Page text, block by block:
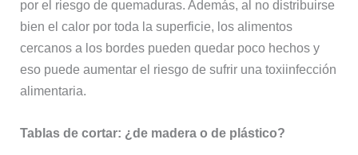
por el riesgo de quemaduras. Además, al no distribuirse
bien el calor por toda la superficie, los alimentos
cercanos a los bordes pueden quedar poco hechos y
eso puede aumentar el riesgo de sufrir una toxiinfección
alimentaria.
Tablas de cortar: ¿de madera o de plástico?